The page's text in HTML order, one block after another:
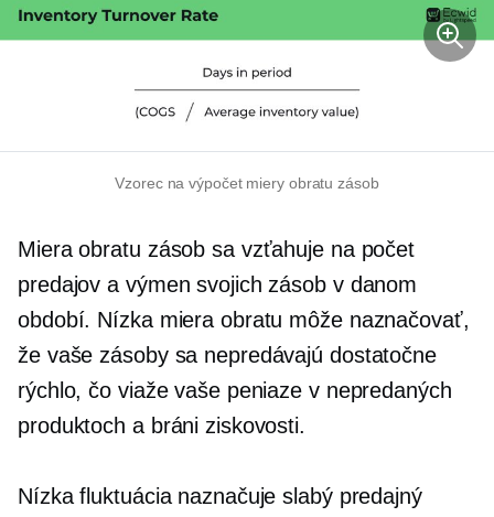
Vzorec na výpočet miery obratu zásob
Miera obratu zásob sa vzťahuje na počet
predajov a výmen svojich zásob v danom
období. Nízka miera obratu môže naznačovať,
že vaše zásoby sa nepredávajú dostatočne
rýchlo, čo viaže vaše peniaze v nepredaných
produktoch a bráni ziskovosti.
Nízka fluktuácia naznačuje slabý predajný